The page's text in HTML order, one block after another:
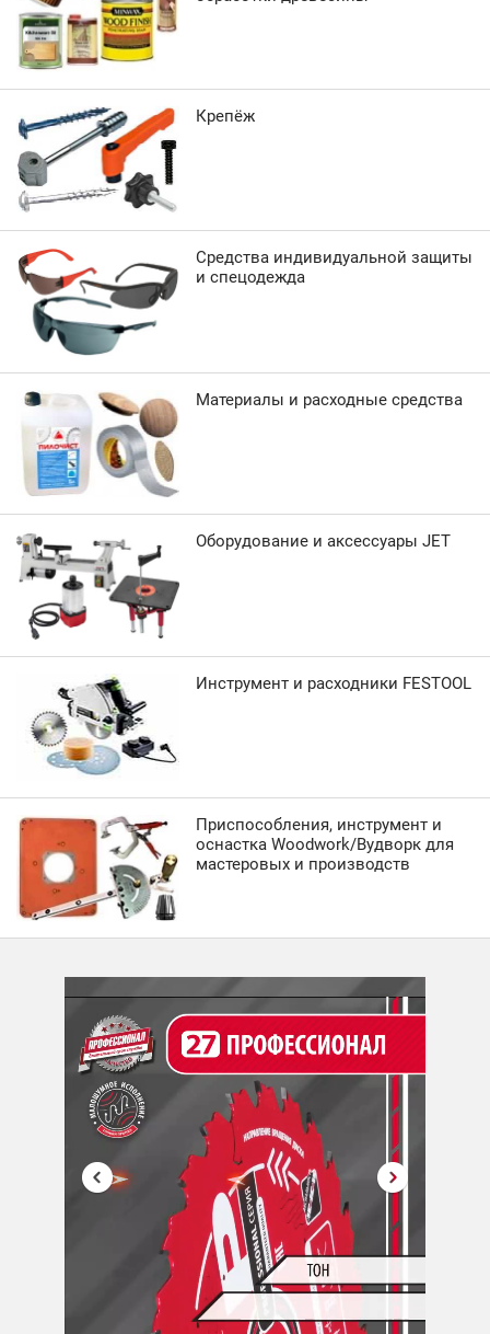
Крепёж
Средства индивидуальной защиты
и спецодежда
Материалы и расходные средства
Оборудование и аксессуары JET
Инструмент и расходники FESTOOL
Приспособления, инструмент и
оснастка Woodwork/Вудворк для
мастеровых и производств